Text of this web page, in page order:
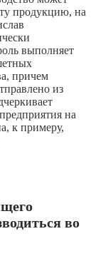
продукцию, на
выполняет
причем
из
на
к примеру,
во